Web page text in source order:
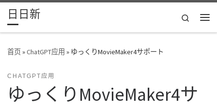
Skip to content
日日新
Search
首页»ChatGPT应用 » ゆっくりMovieMaker4サポート
CHATGPT应用
ゆっくりMovieMaker4サ